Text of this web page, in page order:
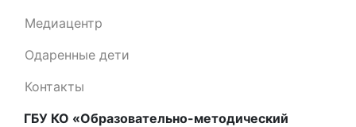
Медиацентр
Одаренные дети
Контакты
ГБУ КО «Образовательно-методический